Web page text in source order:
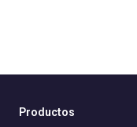
Productos